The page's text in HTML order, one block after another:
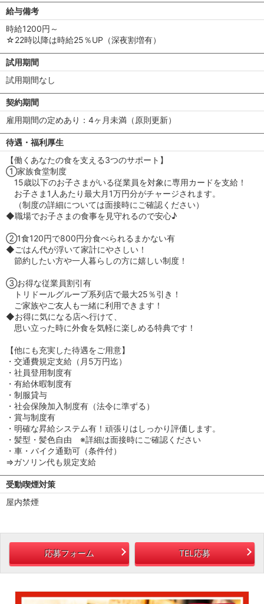
給与備考
時給1200円～
☆22時以降は時給25％UP（深夜割増有）
試用期間
試用期間なし
契約期間
雇用期間の定めあり：4ヶ月未満（原則更新）
待遇・福利厚生
【働くあなたの食を支える3つのサポート】
①家族食堂制度
15歳以下のお子さまがいる従業員を対象に専用カードを支給！
お子さま1人あたり最大月1万円分がチャージされます。
（制度の詳細については面接時にご確認ください）
◆職場でお子さまの食事を見守れるので安心♪
②1食120円で800円分食べられるまかない有
◆ごはん代が浮いて家計にやさしい！
節約したい方や一人暮らしの方に嬉しい制度！
③お得な従業員割引有
トリドールグループ系列店で最大25％引き！
ご家族やご友人も一緒に利用できます！
◆お得に気になる店へ行けて、
思い立った時に外食を気軽に楽しめる特典です！
【他にも充実した待遇をご用意】
・交通費規定支給（月5万円迄）
・社員登用制度有
・有給休暇制度有
・制服貸与
・社会保険加入制度有（法令に準ずる）
・賞与制度有
・明確な昇給システム有！頑張りはしっかり評価します。
・髪型・髪色自由 ※詳細は面接時にご確認ください
・車・バイク通勤可（条件付）
⇒ガソリン代も規定支給
受動喫煙対策
屋内禁煙
応募フォーム TEL応募